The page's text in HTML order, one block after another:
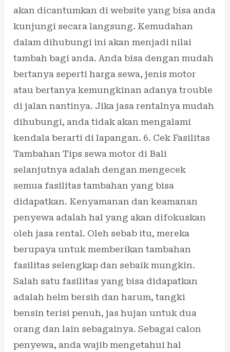
akan dicantumkan di website yang bisa anda
kunjungi secara langsung. Kemudahan
dalam dihubungi ini akan menjadi nilai
tambah bagi anda. Anda bisa dengan mudah
bertanya seperti harga sewa, jenis motor
atau bertanya kemungkinan adanya trouble
di jalan nantinya. Jika jasa rentalnya mudah
dihubungi, anda tidak akan mengalami
kendala berarti di lapangan. 6. Cek Fasilitas
Tambahan Tips sewa motor di Bali
selanjutnya adalah dengan mengecek
semua fasilitas tambahan yang bisa
didapatkan. Kenyamanan dan keamanan
penyewa adalah hal yang akan difokuskan
oleh jasa rental. Oleh sebab itu, mereka
berupaya untuk memberikan tambahan
fasilitas selengkap dan sebaik mungkin.
Salah satu fasilitas yang bisa didapatkan
adalah helm bersih dan harum, tangki
bensin terisi penuh, jas hujan untuk dua
orang dan lain sebagainya. Sebagai calon
penyewa, anda wajib mengetahui hal